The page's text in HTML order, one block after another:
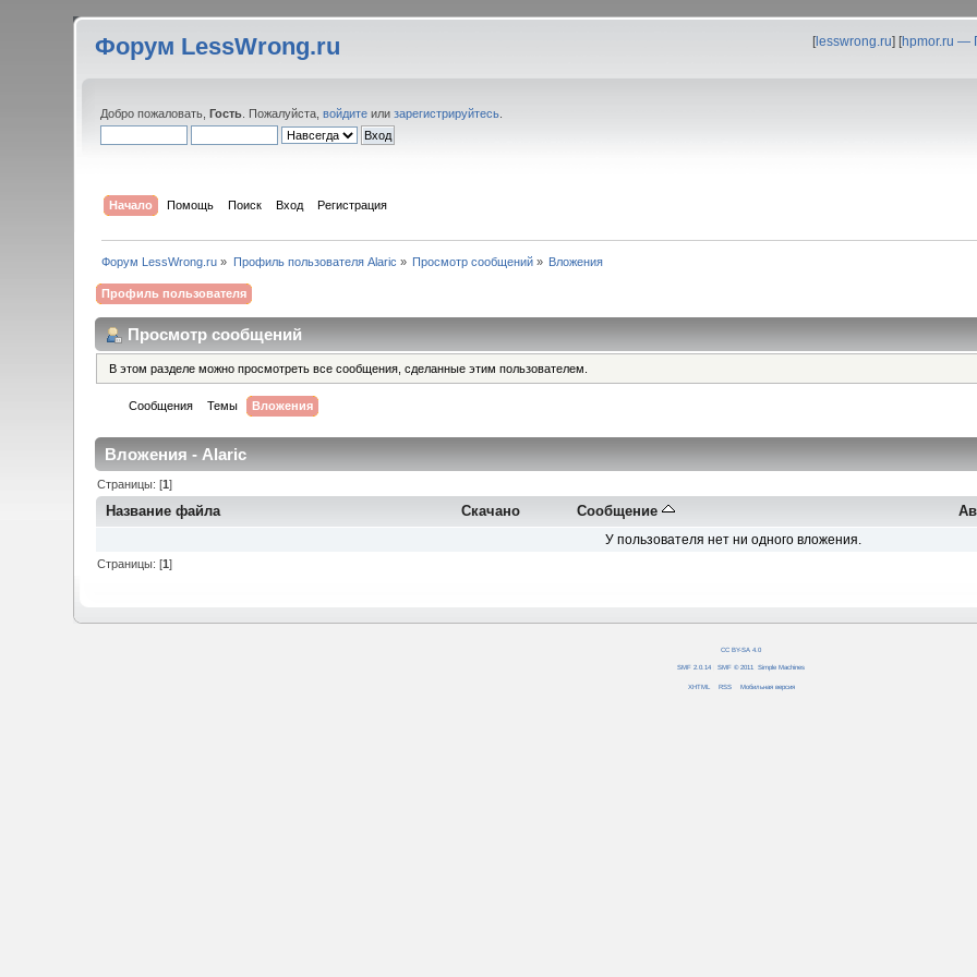
Форум LessWrong.ru [lesswrong.ru] [hpmor.ru
Добро пожаловать,Гость . Пожалуйста,войдите илизарегистрируйтесь
Начало Помощь Поиск Вход Регистрация
Форум LessWrong.ru » Профиль пользователя Alaric » Просмотр сообщений » Вложения
Профиль пользователя
Просмотр сообщений
В этом разделе можно просмотреть все сообщения, сделанные этим пользователем.
Сообщения Темы Вложения
Вложения - Alaric
Страницы: [1]
Название файла Скачано Сообщение
У пользователя нет ни одного вложения.
Страницы: [1]
CC BY-SA 4.0
SMF 2.0.14 SMF © 2011 Simple Machines
XHTML RSS Мобильная версия